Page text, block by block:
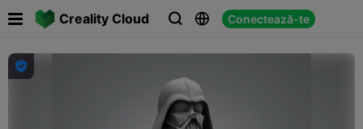
Creality Cloud   Conectează-te
 
